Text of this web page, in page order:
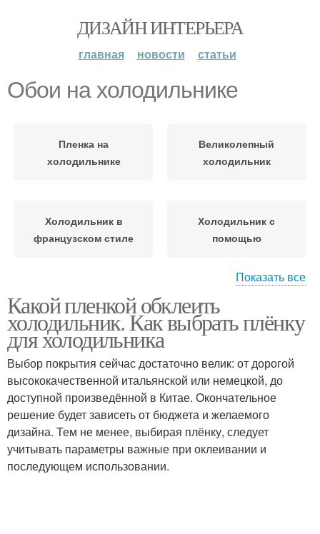
ДИЗАЙН ИНТЕРЬЕРА
главная новости статьи
Обои на холодильнике
Пленка на
холодильнике
Великолепный
холодильник
Холодильник в
французском стиле
Холодильник с
помощью
Белый холодильник
Холодильник в
прекрасный
элемент декора
Унылый холодильник
Показать все
Какой пленкой обклеить
холодильник. Как выбрать плёнку
для холодильника
Выбор покрытия сейчас достаточно велик: от дорогой
высококачественной итальянской или немецкой, до
доступной произведённой в Китае. Окончательное
решение будет зависеть от бюджета и желаемого
дизайна. Тем не менее, выбирая плёнку, следует
учитывать параметры важные при оклеивании и
последующем использовании.